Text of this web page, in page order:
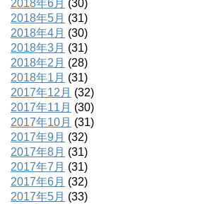
2018年6月 (30)
2018年5月 (31)
2018年4月 (30)
2018年3月 (31)
2018年2月 (28)
2018年1月 (31)
2017年12月 (32)
2017年11月 (30)
2017年10月 (31)
2017年9月 (32)
2017年8月 (31)
2017年7月 (31)
2017年6月 (32)
2017年5月 (33)